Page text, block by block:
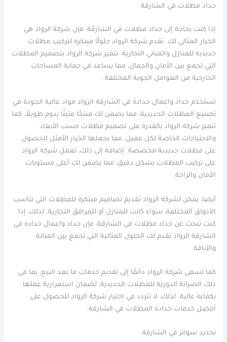
حداد مظلات في الشارقة
إذا كنت بحاجة إلى حداد مظلات في الشارقة، فإن شركة الرواد هي
الخيار المثالي لك. تقدم شركة الرواد حلولًا مبتكرة لتركيب مظلات
حديدية للمنازل والمباني التجارية. تتميز شركة الرواد بتصميم المظلات
التي تجمع بين الأمان والجمال، مما يساعد في حماية المساحات
الخارجية من العوامل الجوية المختلفة.
تستخدم حداد واعمال حداده في الشارقة الرواد مواد عالية الجودة في
تصنيع المظلات الحديدية، مما يضمن لك منتجًا متينًا يدوم طويلاً. كما
تتميز شركة الرواد بالقدرة على تصميم مظلات حسب الأبعاد
والاحتياجات الخاصة لكل عميل، مما يجعلها الخيار الأمثل للحصول
على مظلات حديدية مخصصة. إضافة إلى ذلك، تعمل شركة الرواد
على تركيب المظلات بشكل دقيق، مما يضمن لك أعلى مستويات
الأمان والراحة.
أيضا، يمكن لشركة الرواد تقديم تصاميم مبتكرة للمظلات التي تناسب
الأذواق المختلفة، سواء كانت للمنازل أو للمرافق التجارية. لذلك، إذا
كنت تبحث عن حداد مظلات في الشارقة، فإن حداد واعمال حداده في
الشارقة الرواد تقدم لك الحلول المثالية التي تجمع بين المتانة
والأناقة.
كما تسعى شركة الرواد دائمًا إلى تقديم خدمات ما بعد البيع، بما في
ذلك الصيانة الدورية للمظلات الحديدية، لضمان استمرارية عملها
بكفاءة عالية. لذلك، لا تتردد في اختيار شركة الرواد للحصول على
أفضل خدمات حدادة المظلات في الشارقة.
تحديد سواتر في الشارقة